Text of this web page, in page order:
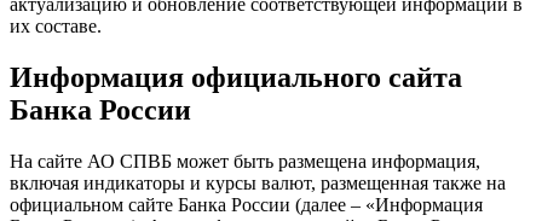
актуализацию и обновление соответствующей информации в
их составе.
Информация официального сайта
Банка России
На сайте АО СПВБ может быть размещена информация,
включая индикаторы и курсы валют, размещенная также на
официальном сайте Банка России (далее – «Информация